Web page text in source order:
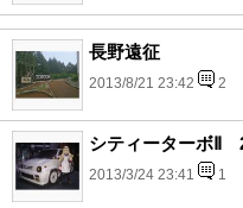
長野遠征
2013/8/21 23:42 2
シティーターボⅡ
2013/3/24 23:41 1